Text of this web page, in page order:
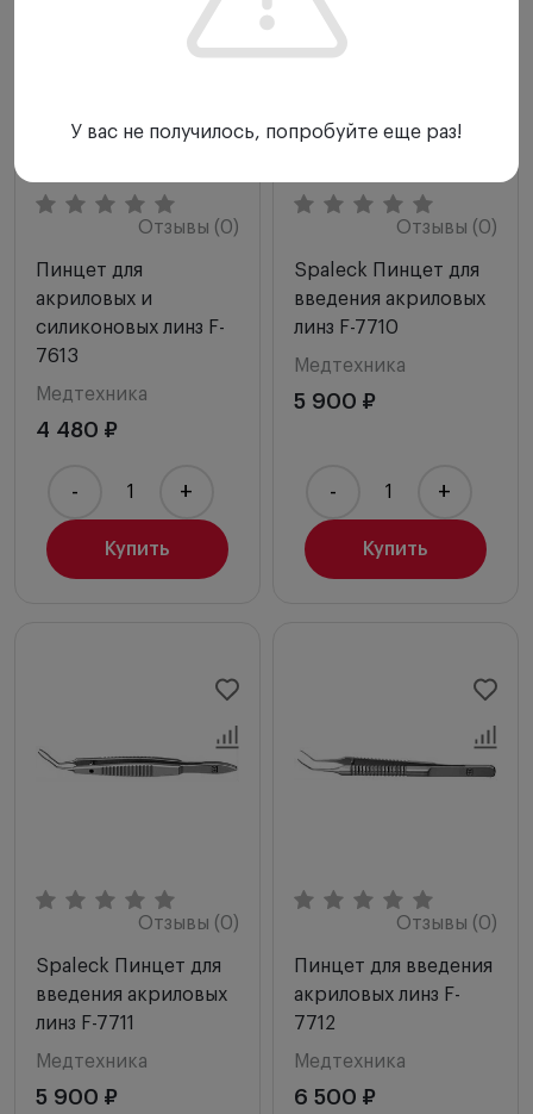
Отзывы (0)
Пинцет для
акриловых и
силиконовых линз F-
7613
Медтехника
4 480 ₽
Купить
- +
Отзывы (0)
Spaleck Пинцет для
введения акриловых
линз F-7710
Медтехника
5 900 ₽
Купить
- +
Отзывы (0)
Spaleck Пинцет для
введения акриловых
линз F-7711
Медтехника
5 900 ₽
Отзывы (0)
Пинцет для введения
акриловых линз F-
7712
Медтехника
6 500 ₽
У вас не получилось, попробуйте еще раз!